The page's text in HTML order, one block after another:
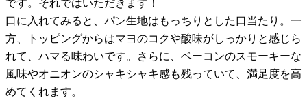
です。それではいただきます！
口に入れてみると、パン生地はもっちりとした口当たり。一
方、トッピングからはマヨのコクや酸味がしっかりと感じら
れて、ハマる味わいです。さらに、ベーコンのスモーキーな
風味やオニオンのシャキシャキ感も残っていて、満足度を高
めてくれます。